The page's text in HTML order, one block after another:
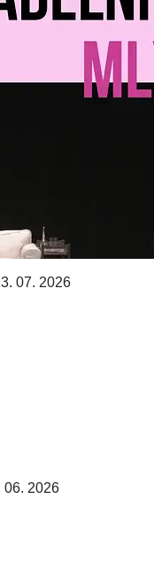
až 18. října KD
15. až 18.
-
si čtyři dny
07. 2026
06. 2026